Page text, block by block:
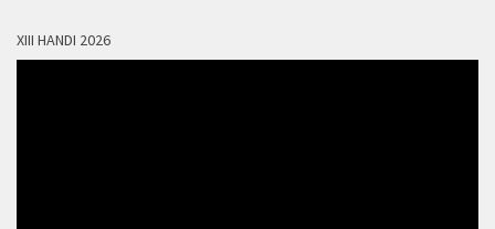
XIII HANDI 2026